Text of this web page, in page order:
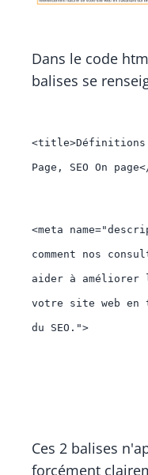
Dans le code
balises se
<title>Définitions
Page, SEO On page
<meta name="
comment nos
aider à améliorer
votre site web
du SEO. ">
Ces 2 balises
forcément